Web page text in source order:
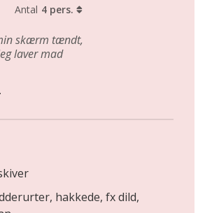
Antal 4 pers.
skærm tændt,
laver mad
hakkede, fx dild,